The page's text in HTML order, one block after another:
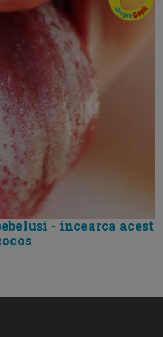
- incearca acest